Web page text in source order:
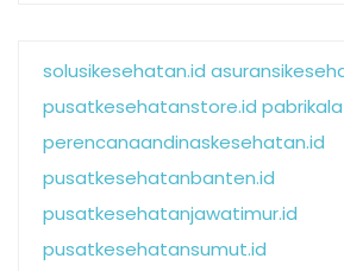
solusikesehatan.id
pusatkesehatanstore.id
perencanaandinaskesehatan.id
pusatkesehatanbanten.id
pusatkesehatanjawatimur.id
pusatkesehatansumut.id